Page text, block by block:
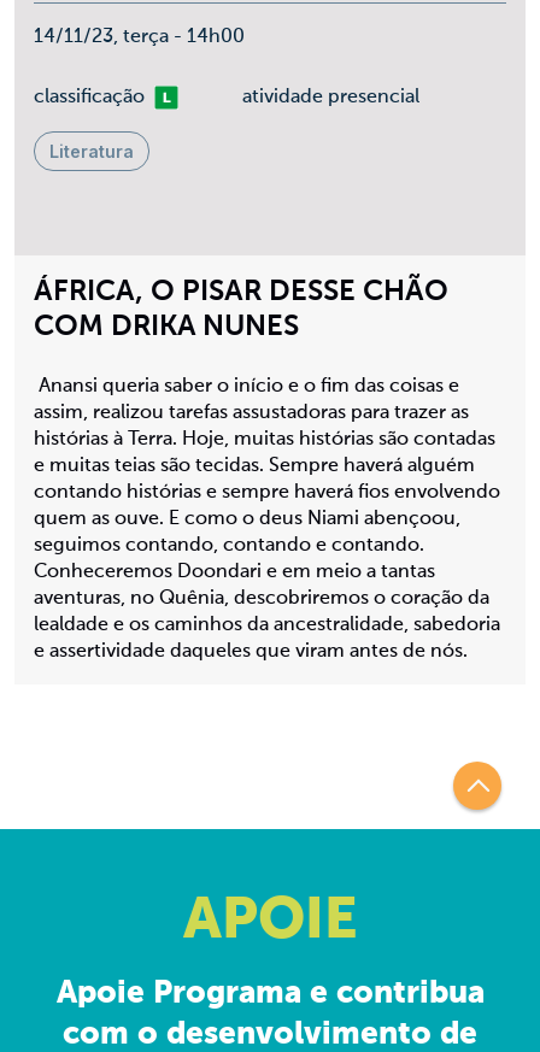
ÁFRICA, O PISAR DESSE CHÃO
COM DRIKA NUNES
Anansi queria saber o início e o fim das coisas e
assim, realizou tarefas assustadoras para trazer as
histórias à Terra. Hoje, muitas histórias são contadas
e muitas teias são tecidas. Sempre haverá alguém
contando histórias e sempre haverá fios envolvendo
quem as ouve. E como o deus Niami abençoou,
seguimos contando, contando e contando.
Conheceremos Doondari e em meio a tantas
aventuras, no Quênia, descobriremos o coração da
lealdade e os caminhos da ancestralidade, sabedoria
e assertividade daqueles que viram antes de nós.
14/11/23, terça - 14h00
classificaçãoLivre atividade presencial
Literatura
APOIE
Apoie Programa e contribua
com o desenvolvimento de